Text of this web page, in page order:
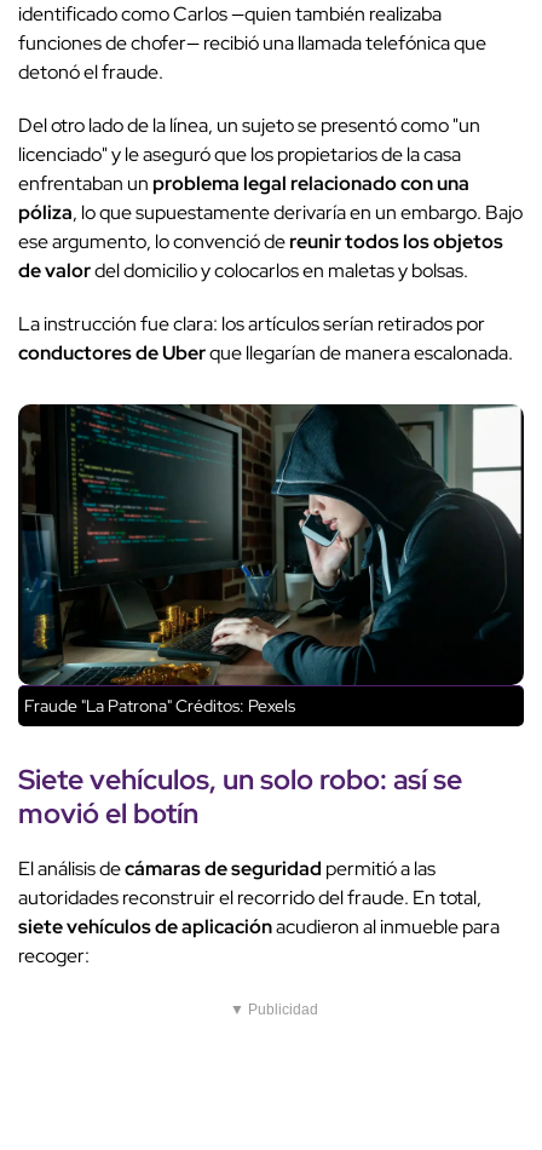
identificado como Carlos —quien también realizaba
funciones de chofer— recibió una llamada telefónica que
detonó el fraude.
Del otro lado de la línea, un sujeto se presentó como "un
licenciado" y le aseguró que los propietarios de la casa
enfrentaban unproblema legal relacionado con una
póliza, lo que supuestamente derivaría en un embargo. Bajo
ese argumento, lo convenció dereunir todos los objetos
de valordel domicilio y colocarlos en maletas y bolsas.
La instrucción fue clara: los artículos serían retirados por
conductores de Uberque llegarían de manera escalonada.
Fraude "La Patrona"Créditos: Pexels
Siete vehículos, un solo robo: así se
movió el botín
El análisis decámaras de seguridad permitió a las
autoridades reconstruir el recorrido del fraude. En total,
siete vehículos de aplicaciónacudieron al inmueble para
recoger:
▼ Publicidad